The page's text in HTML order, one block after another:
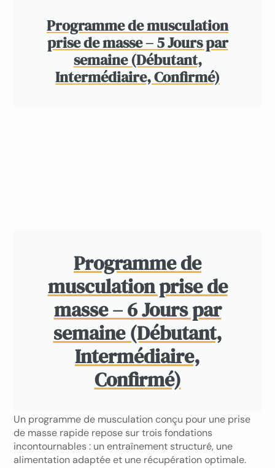
Programme de musculation
prise de masse – 5 Jours par
semaine (Débutant,
Intermédiaire, Confirmé)
Programme de
musculation prise de
masse – 6 Jours par
semaine (Débutant,
Intermédiaire,
Confirmé)
Un programme de musculation conçu pour une prise
de masse rapide repose sur trois fondations
incontournables : un entraînement structuré, une
alimentation adaptée et une récupération optimale.